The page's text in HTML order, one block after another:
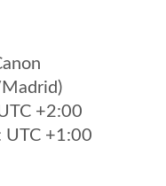
+2:00
UTC +1:00